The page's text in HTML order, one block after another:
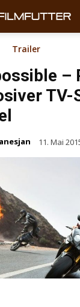
Trailer
–
TV-
11. Mai